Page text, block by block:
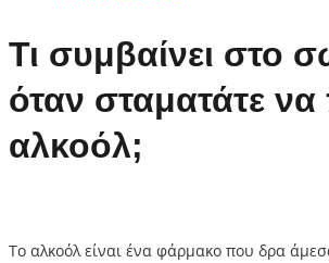
Τι συμβαίνει στο
όταν σταματάτε να
αλκοόλ;
Το αλκοόλ είναι ένα φάρμακο που δρα